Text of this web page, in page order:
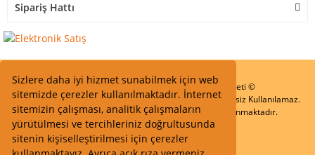
Sizlere daha iyi hizmet sunabilmek için web
sitemizde çerezler kullanılmaktadır. İnternet
sitemizin çalışması, analitik çalışmaların
yürütülmesi ve tercihleriniz doğrultusunda
sitenin kişiselleştirilmesi için çerezler
Sipariş Hattı
Start Elektronik Sanayi ve Ticaret Limited Şirketi ©
Resimler Yazılar ve İçeriklerin Tüm hakları saklıdır ve İzinsiz Kullanılamaz.
Kredi kartı bilgileriniz 256bit SSL Sertifikası ile Korunmaktadır.